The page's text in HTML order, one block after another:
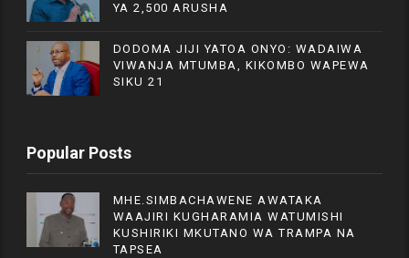
YA 2,500 ARUSHA
DODOMA JIJI YATOA ONYO: WADAIWA
VIWANJA MTUMBA, KIKOMBO WAPEWA
SIKU 21
Popular Posts
MHE.SIMBACHAWENE AWATAKA
WAAJIRI KUGHARAMIA WATUMISHI
KUSHIRIKI MKUTANO WA TRAMPA NA
TAPSEA